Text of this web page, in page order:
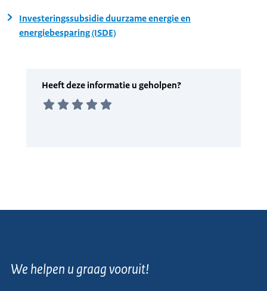
Investeringssubsidie duurzame energie en
energiebesparing (ISDE)
We helpen u graag vooruit!